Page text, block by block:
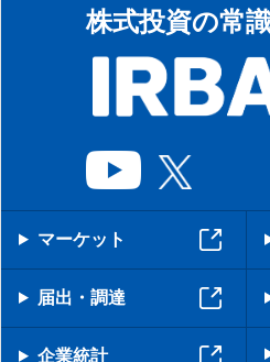
株式投資の常
マーケット
届出・調達
企業統計